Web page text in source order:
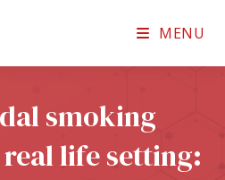
MENU
smoking
life setting: